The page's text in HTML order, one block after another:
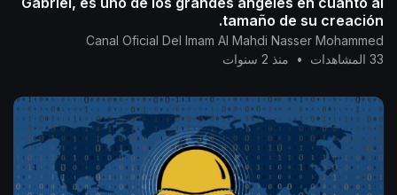
tamaño de su creación.
Canal Oficial Del Imam Al Mahdi Nasser Mohammed
33 المشاهدات
• منذ 2 سنوات